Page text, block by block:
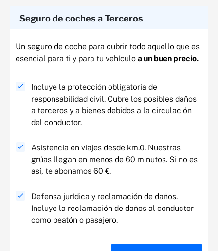
Seguro de coches a Terceros
Un seguro de coche para cubrir todo aquello que es
esencial para ti y para tu vehículo a un buen precio.
Incluye la protección obligatoria de
responsabilidad civil. Cubre los posibles daños
a terceros y a bienes debidos a la circulación
del conductor.
Asistencia en viajes desde km.0. Nuestras
grúas llegan en menos de 60 minutos. Si no es
así, te abonamos 60 €.
Defensa jurídica y reclamación de daños.
Incluye la reclamación de daños al conductor
como peatón o pasajero.